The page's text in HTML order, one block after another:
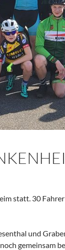
statt. 30
und
gemeinsam